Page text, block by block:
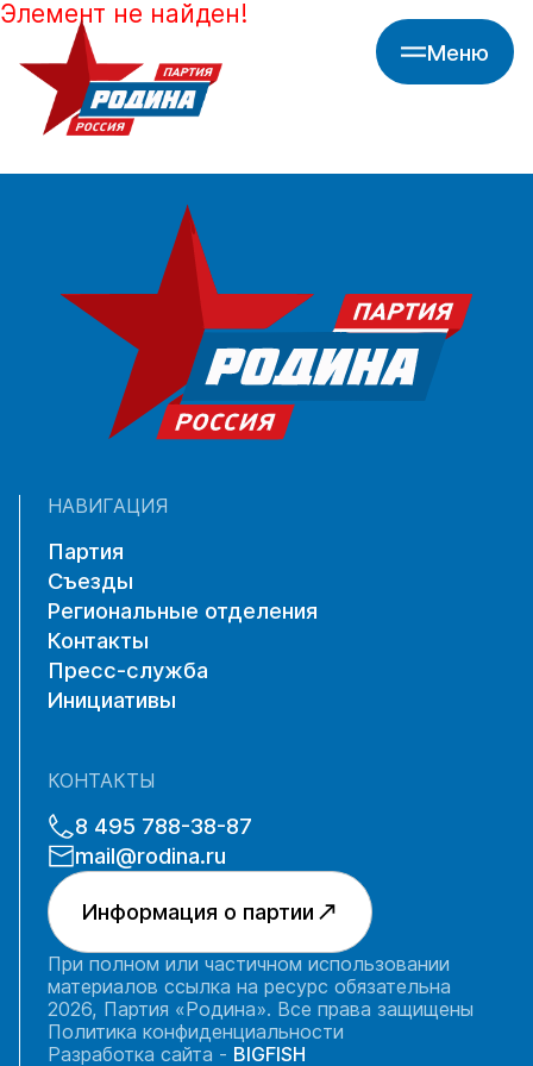
Меню
Элемент не найден!
НАВИГАЦИЯ
Партия
Съезды
Региональные отделения
Контакты
Пресс-служба
Инициативы
КОНТАКТЫ
8 495 788-38-87
mail@rodina.ru
Информация о партии
При полном или частичном использовании
материалов ссылка на ресурс обязательна
2026, Партия «Родина». Все права защищены
Политика конфиденциальности
Разработка сайта - BIGFISH